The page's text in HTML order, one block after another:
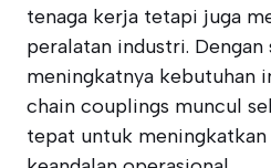
tenaga kerja tetapi juga
peralatan industri. Dengan
meningkatnya kebutuhan
chain couplings muncul
tepat untuk